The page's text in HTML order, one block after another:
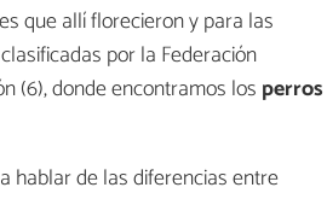
que allí florecieron y para las
por la Federación
(6), donde encontramos los perros
hablar de las diferencias entre